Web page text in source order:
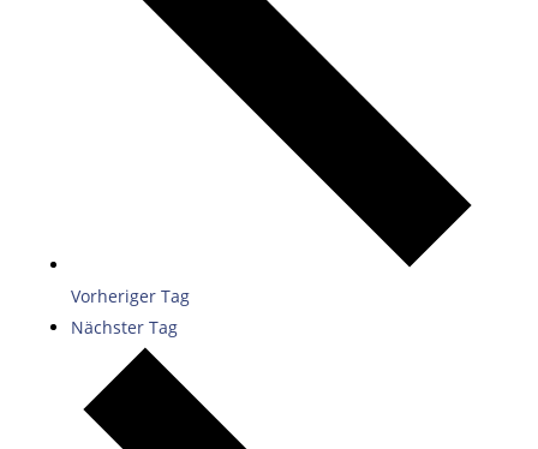
Vorheriger Tag
Nächster Tag